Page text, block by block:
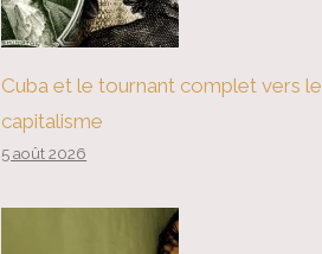
Cuba et le tournant complet vers le
capitalisme
5 août 2026